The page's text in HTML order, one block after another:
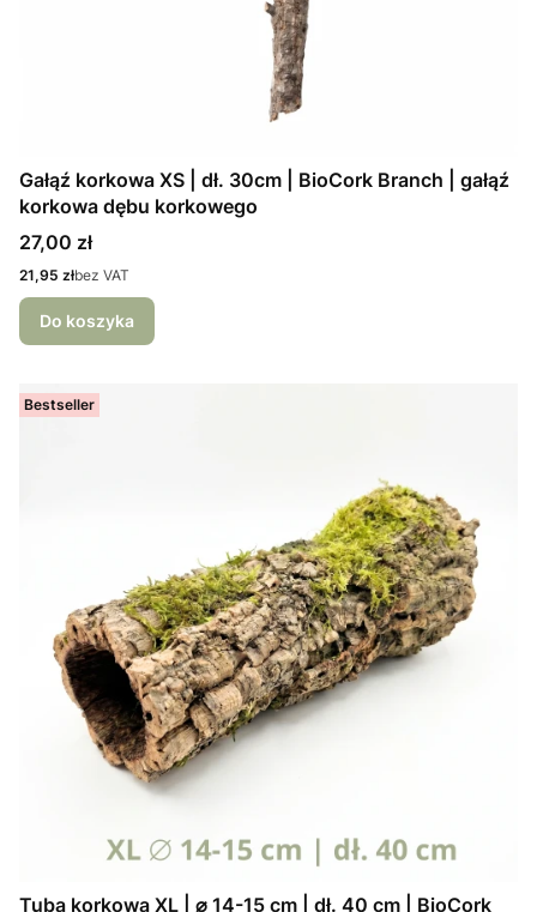
Gałąź korkowa XS | dł. 30cm | BioCork Branch | gałąź
korkowa dębu korkowego
Cena
27,00 zł
Cena
21,95 złbez VAT
Do koszyka
Bestseller
Tuba korkowa XL | ⌀ 14-15 cm | dł. 40 cm | BioCork